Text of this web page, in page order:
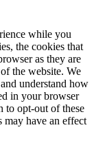
while you
the cookies that
as they are
the website. We
understand how
in your browser
to opt-out of these
may have an effect